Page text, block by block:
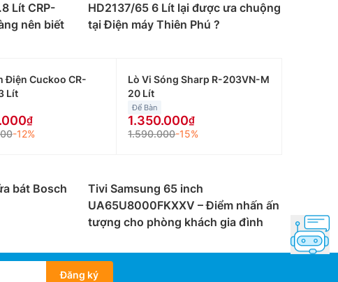
Lít CRP-
nên biết
HD2137/65 6 Lít lại được ưa chuộng
tại Điện máy Thiên Phú ?
Điện Cuckoo CR-
Lít
-12%
Lò Vi Sóng Sharp R-203VN-M
20 Lít
Để Bàn
1.350.000
1.590.000-15%
bát Bosch
Tivi Samsung 65 inch
UA65U8000FKXXV – Điểm nhấn ấn
tượng cho phòng khách gia đình
Đăng ký